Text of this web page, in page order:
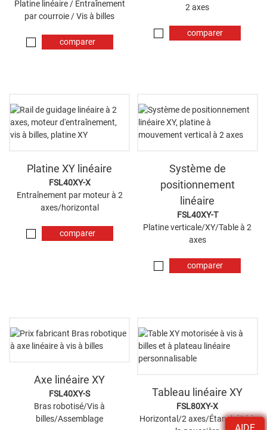
AIDE
Platine linéaire / Entraînement
par courroie / Vis à billes
comparer
2 axes
comparer
Platine XY linéaire
FSL40XY-X
Entraînement par moteur à 2
axes/horizontal
comparer
Système de
positionnement
linéaire
FSL40XY-T
Platine verticale/XY/Table à 2
axes
comparer
Axe linéaire XY
FSL40XY-S
Bras robotisé/Vis à
billes/Assemblage
Tableau linéaire XY
FSL80XY-X
Horizontal/2 axes/Étanchéité à